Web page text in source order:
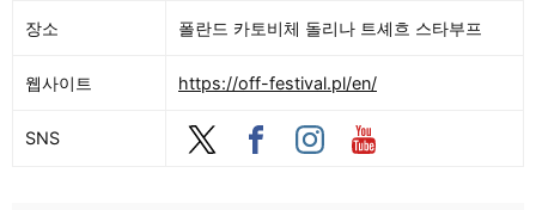
장소 폴란드 카토비체 돌리나 트셰흐 스타부프
웹사이트 https://off-festival.pl/en/
SNS